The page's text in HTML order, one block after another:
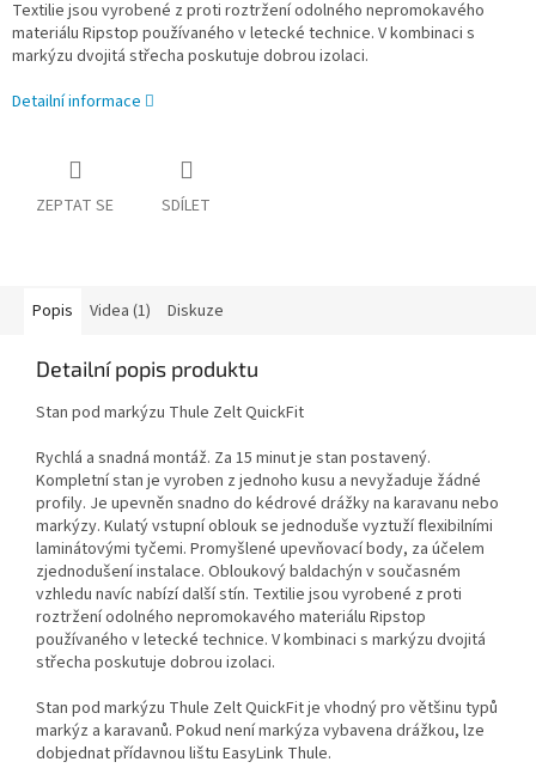
Textilie jsou vyrobené z proti roztržení odolného nepromokavého
materiálu Ripstop používaného v letecké technice. V kombinaci s
markýzu dvojitá střecha poskutuje dobrou izolaci.
Detailní informace
ZEPTAT SE SDÍLET
Popis Videa (1) Diskuze
Detailní popis produktu
Stan pod markýzu Thule Zelt QuickFit
Rychlá a snadná montáž. Za 15 minut je stan postavený.
Kompletní stan je vyroben z jednoho kusu a nevyžaduje žádné
profily. Je upevněn snadno do kédrové drážky na karavanu nebo
markýzy. Kulatý vstupní oblouk se jednoduše vyztuží flexibilními
laminátovými tyčemi. Promyšlené upevňovací body, za účelem
zjednodušení instalace. Obloukový baldachýn v současném
vzhledu navíc nabízí další stín. Textilie jsou vyrobené z proti
roztržení odolného nepromokavého materiálu Ripstop
používaného v letecké technice. V kombinaci s markýzu dvojitá
střecha poskutuje dobrou izolaci.
Stan pod markýzu Thule Zelt QuickFit je vhodný pro většinu typů
markýz a karavanů. Pokud není markýza vybavena drážkou, lze
dobjednat přídavnou lištu EasyLink Thule.